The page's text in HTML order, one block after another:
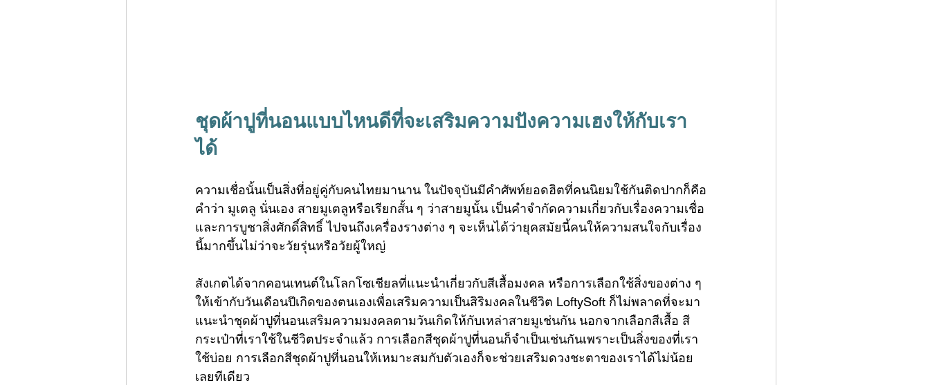
ชุดผ้าปูที่นอนแบบไหนดีที่จะเสริมความปังความเฮงให้กับเรา
ได้
ความเชื่อนั้นเป็นสิ่งที่อยู่คู่กับคนไทยมานาน ในปัจจุบันมีคำศัพท์ยอดฮิตที่คนนิยมใช้กันติดปากก็คือ
คำว่า มูเตลู นั่นเอง สายมูเตลูหรือเรียกสั้น ๆ ว่าสายมูนั้น เป็นคำจำกัดความเกี่ยวกับเรื่องความเชื่อ
และการบูชาสิ่งศักดิ์สิทธิ์ ไปจนถึงเครื่องรางต่าง ๆ จะเห็นได้ว่ายุคสมัยนี้คนให้ความสนใจกับเรื่อง
นี้มากขึ้นไม่ว่าจะวัยรุ่นหรือวัยผู้ใหญ่
สังเกตได้จากคอนเทนต์ในโลกโซเชียลที่แนะนำเกี่ยวกับสีเสื้อมงคล หรือการเลือกใช้สิ่งของต่าง ๆ
ให้เข้ากับวันเดือนปีเกิดของตนเองเพื่อเสริมความเป็นสิริมงคลในชีวิต LoftySoft ก็ไม่พลาดที่จะมา
แนะนำชุดผ้าปูที่นอนเสริมความมงคลตามวันเกิดให้กับเหล่าสายมูเช่นกัน นอกจากเลือกสีเสื้อ สี
กระเป๋าที่เราใช้ในชีวิตประจำแล้ว การเลือกสีชุดผ้าปูที่นอนก็จำเป็นเช่นกันเพราะเป็นสิ่งของที่เรา
ใช้บ่อย การเลือกสีชุดผ้าปูที่นอนให้เหมาะสมกับตัวเองก็จะช่วยเสริมดวงชะตาของเราได้ไม่น้อย
เลยทีเดียว